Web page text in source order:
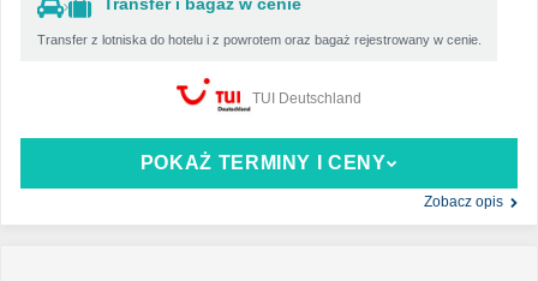
Transfer i bagaż w cenie
Transfer z lotniska do hotelu i z powrotem oraz bagaż rejestrowany w cenie.
POKAŻ TERMINY I CENY
Zobacz opis
TUI Deutschland